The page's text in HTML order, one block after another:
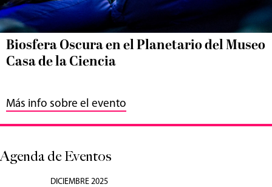
Biosfera Oscura en el Planetario del Museo
Casa de la Ciencia
Más info sobre el evento
Agenda de Eventos
DICIEMBRE 2025